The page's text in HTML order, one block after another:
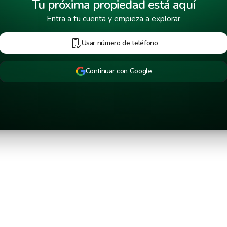
que los precios son exactamente los mismos que
adicionales que debes tener en
Tu próxima propiedad está aquí
Entra a tu cuenta y empieza a explorar
Usar número de teléfono
Continuar con Google